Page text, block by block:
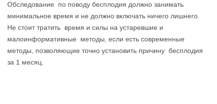
Обследование по поводу бесплодия должно занимать
минимальное время и не должно включать ничего лишнего.
Не стоит тратить время и силы на устаревшие и
малоинформативные методы, если есть современные
методы, позволяющие точно установить причину бесплодия
за 1 месяц.